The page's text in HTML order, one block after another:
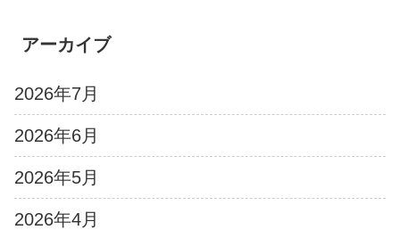
アーカイブ
2026年7月
2026年6月
2026年5月
2026年4月